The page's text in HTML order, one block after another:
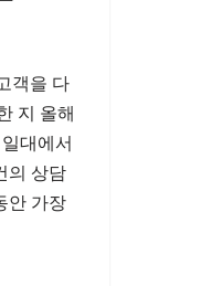
객을 다
지 올해
대에서
의 상담
안 가장